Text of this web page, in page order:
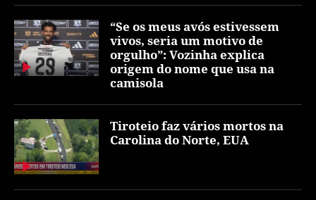
“Se os meus avós estivessem
vivos, seria um motivo de
orgulho”: Vozinha explica
origem do nome que usa na
camisola
Tiroteio faz vários mortos na
Carolina do Norte, EUA